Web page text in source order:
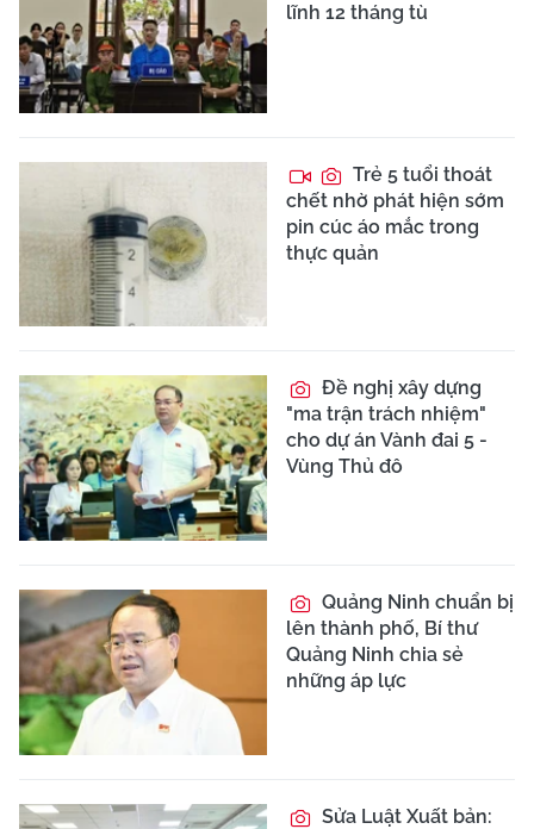
lĩnh 12 tháng tù
Trẻ 5 tuổi thoát
chết nhờ phát hiện sớm
pin cúc áo mắc trong
thực quản
Đề nghị xây dựng
"ma trận trách nhiệm"
cho dự án Vành đai 5 -
Vùng Thủ đô
Quảng Ninh chuẩn bị
lên thành phố, Bí thư
Quảng Ninh chia sẻ
những áp lực
Sửa Luật Xuất bản: